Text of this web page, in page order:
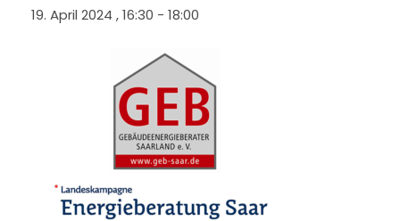
19. April 2024 , 16:30 - 18:00